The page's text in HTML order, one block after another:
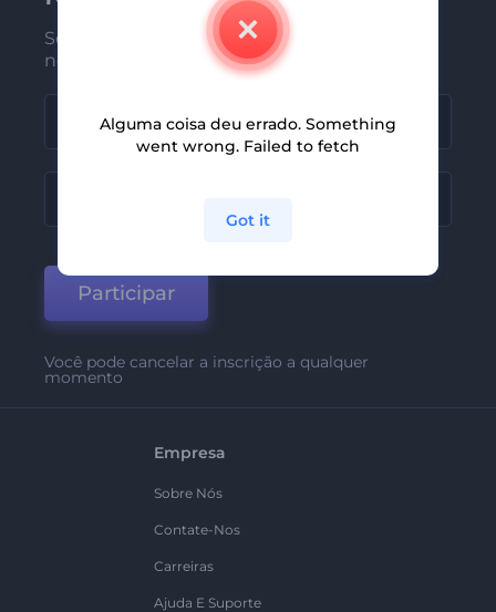
Seja um dos primeiros a receber
nossas últimas novidades e ofertas
Participar
Você pode cancelar a inscrição a qualquer
momento
Empresa
Sobre Nós
Contate-Nos
Carreiras
Ajuda E Suporte
Alguma coisa deu errado. Something
went wrong. Failed to fetch
Got it